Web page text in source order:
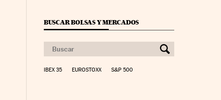
BUSCAR BOLSAS Y MERCADOS
IBEX 35 EUROSTOXX S&P 500